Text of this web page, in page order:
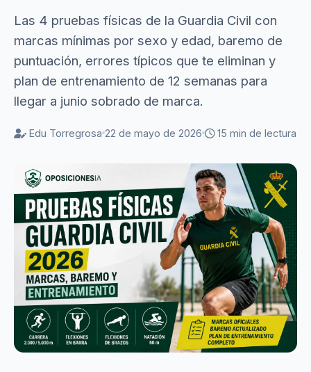
Las 4 pruebas físicas de la Guardia Civil con
marcas mínimas por sexo y edad, baremo de
puntuación, errores típicos que te eliminan y
plan de entrenamiento de 12 semanas para
llegar a junio sobrado de marca.
Edu Torregrosa 22 de mayo de 2026 15 min de lectura